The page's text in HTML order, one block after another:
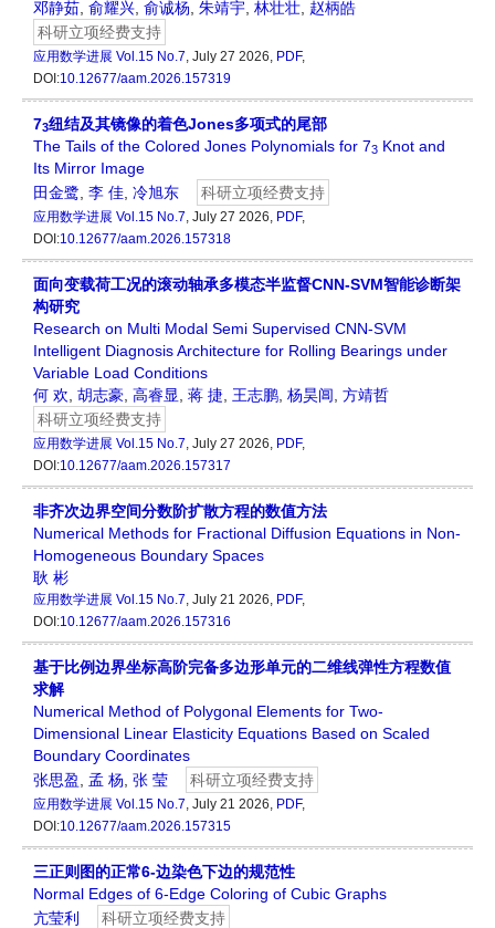
邓静茹 俞耀兴 俞诚杨 朱靖宇 林壮壮 赵柄皓
科研立项经费支持
应用数学进展 Vol.15 No.7 , July 27 2026, PDF,
DOI:10.12677/aam.2026.157319
73纽结及其镜像的着色Jones多项式的尾部
The Tails of the Colored Jones Polynomials for 73 Knot and
Its Mirror Image
田金鹭 李 佳 冷旭东 科研立项经费支持
应用数学进展 Vol.15 No.7 , July 27 2026, PDF,
DOI:10.12677/aam.2026.157318
面向变载荷工况的滚动轴承多模态半监督CNN-SVM智能诊断架
构研究
Research on Multi Modal Semi Supervised CNN-SVM
Intelligent Diagnosis Architecture for Rolling Bearings under
Variable Load Conditions
何 欢 胡志豪 高睿显 蒋 捷 王志鹏 杨昊阊 方靖哲
科研立项经费支持
应用数学进展 Vol.15 No.7 , July 27 2026, PDF,
DOI:10.12677/aam.2026.157317
非齐次边界空间分数阶扩散方程的数值方法
Numerical Methods for Fractional Diffusion Equations in Non-
Homogeneous Boundary Spaces
耿 彬
应用数学进展 Vol.15 No.7 , July 21 2026, PDF,
DOI:10.12677/aam.2026.157316
基于比例边界坐标高阶完备多边形单元的二维线弹性方程数值
求解
Numerical Method of Polygonal Elements for Two-
Dimensional Linear Elasticity Equations Based on Scaled
Boundary Coordinates
张思盈
孟 杨 张 莹 科研立项经费支持
应用数学进展 Vol.15 No.7 , July 21 2026, PDF,
DOI:10.12677/aam.2026.157315
三正则图的正常6-边染色下边的规范性
Normal Edges of 6-Edge Coloring of Cubic Graphs
亢莹利
科研立项经费支持